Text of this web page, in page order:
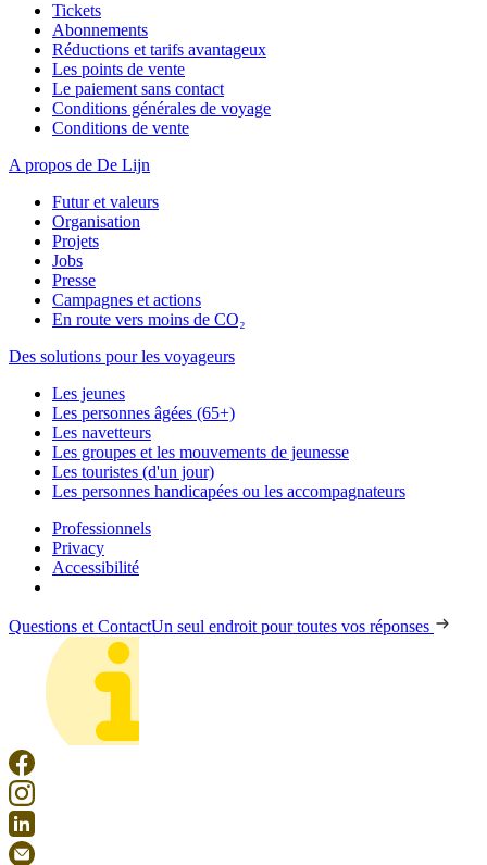
Tickets
Abonnements
Réductions et tarifs avantageux
Les points de vente
Le paiement sans contact
Conditions générales de voyage
Conditions de vente
A propos de De Lijn
Futur et valeurs
Organisation
Projets
Jobs
Presse
Campagnes et actions
En route vers moins de CO₂
Des solutions pour les voyageurs
Les jeunes
Les personnes âgées (65+)
Les navetteurs
Les groupes et les mouvements de jeunesse
Les touristes (d'un jour)
Les personnes handicapées ou les accompagnateurs
Professionnels
Privacy
Accessibilité
Questions et ContactUn seul endroit pour toutes vos réponses